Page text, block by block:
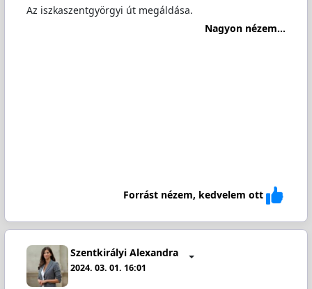
Az iszkaszentgyörgyi út megáldása.
Nagyon nézem...
Forrást nézem, kedvelem ott
Szentkirályi Alexandra
2024. 03. 01. 16:01